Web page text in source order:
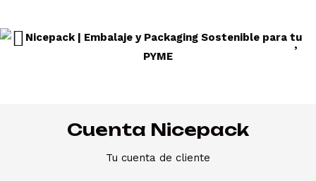
Cuenta Nicepack
Tu cuenta de cliente